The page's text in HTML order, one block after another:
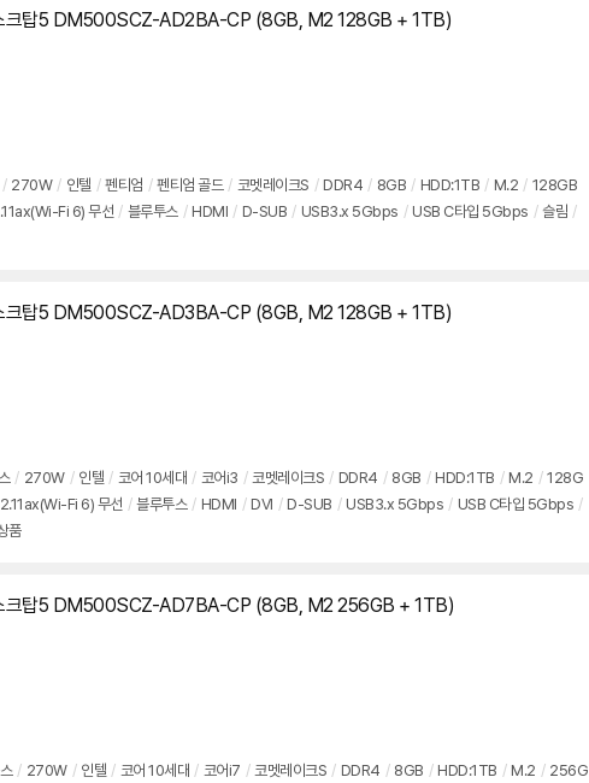
크탑5 DM500SCZ-AD2BA-CP (8GB, M2 128GB + 1TB)
/ 270W / 인텔 / 펜티엄 / 펜티엄 골드 / 코멧레이크S / DDR4 / 8GB / HDD:1TB / M.2 / 128GB
Fi 6) 무선 / 블루투스 / HDMI / D-SUB / USB3.x 5Gbps / USB C타입 5Gbps / 슬림 /
크탑5 DM500SCZ-AD3BA-CP (8GB, M2 128GB + 1TB)
/ 270W / 인텔 / 코어 10세대 / 코어i3 / 코멧레이크S / DDR4 / 8GB / HDD:1TB / M.2 / 128G
Fi 6) 무선 / 블루투스 / HDMI / DVI / D-SUB / USB3.x 5Gbps / USB C타입 5Gbps /
품
크탑5 DM500SCZ-AD7BA-CP (8GB, M2 256GB + 1TB)
/ 270W / 인텔 / 코어 10세대 / 코어i7 / 코멧레이크S / DDR4 / 8GB / HDD:1TB / M.2 / 256G